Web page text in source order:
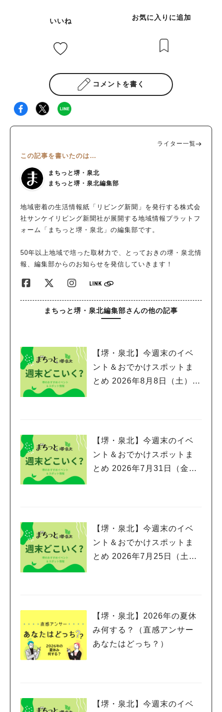
いいね お気に入りに追加
コメントを書く
ライター一覧
この記事を書いたのは…
まちっと堺・泉北
まちっと堺・泉北編集部
地域密着の生活情報紙「リビング新聞」を発行する株式会
社サンケイリビング新聞社が展開する地域情報プラットフ
ォーム「まちっと堺・泉北」の編集部です。
50年以上地域で培った取材力で、とっておきの堺・泉北情
報、編集部からのお知らせを発信していきます！
まちっと堺・泉北編集部さんの他の記事
【堺・泉北】今週末のイベ
ント＆おでかけスポットま
とめ 2026年8月8日（土）～
【堺・泉北】今週末のイベ
ント＆おでかけスポットま
とめ 2026年7月31日（金）
【堺・泉北】今週末のイベ
ント＆おでかけスポットま
とめ 2026年7月25日（土）
【堺・泉北】2026年の夏休
み何する？（直感アンサー
あなたはどっち？）
【堺・泉北】今週末のイベ
人気のキーワード
#泉ヶ丘駅 #栂・美木多駅 #光明池駅#なかもず駅#深井駅 #ランチ
#あなたはどっち？